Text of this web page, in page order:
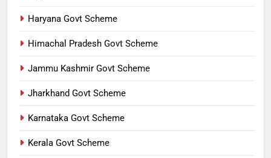
Haryana Govt Scheme
Himachal Pradesh Govt Scheme
Jammu Kashmir Govt Scheme
Jharkhand Govt Scheme
Karnataka Govt Scheme
Kerala Govt Scheme